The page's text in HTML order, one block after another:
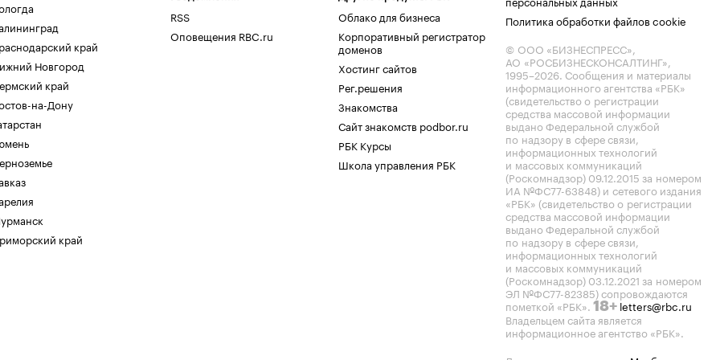
край
Новгород
край
на-Дону
край
RSS
Оповещения RBC.ru
Облако для бизнеса
Корпоративный регистратор
доменов
Хостинг сайтов
Рег.решения
Знакомства
Сайт знакомств podbor.ru
РБК Курсы
Школа управления РБК
Политика обработки файлов cookie
© ООО «БИЗНЕСПРЕСС»,
АО «РОСБИЗНЕСКОНСАЛТИНГ»,
1995–2026. Сообщения и материалы
информационного агентства «РБК»
(свидетельство о регистрации
средства массовой информации
выдано Федеральной службой
по надзору в сфере связи,
информационных технологий
и массовых коммуникаций
(Роскомнадзор) 09.12.2015 за номером
ИА №ФС77-63848) и сетевого издания
«РБК» (свидетельство о регистрации
средства массовой информации
выдано Федеральной службой
по надзору в сфере связи,
информационных технологий
и массовых коммуникаций
(Роскомнадзор) 03.12.2021 за номером
ЭЛ №ФС77-82385) сопровождаются
пометкой «РБК». 18+ letters@rbc.ru
Владельцем сайта является
информационное агентство «РБК».